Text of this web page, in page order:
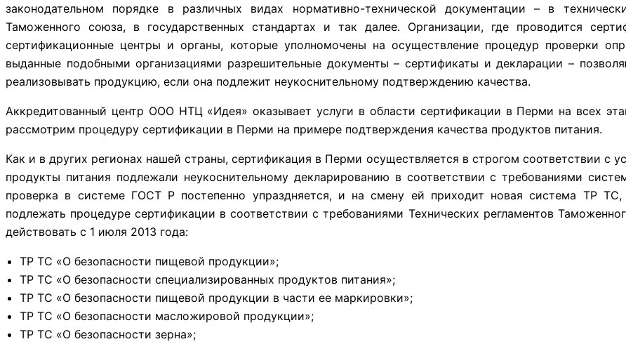
законодательном порядке в различных видах нормативно-технической документации – в
Таможенного союза, в государственных стандартах и так далее. Организации, где проводится
сертификационные центры и органы, которые уполномочены на осуществление процедур проверки
выданные подобными организациями разрешительные документы – сертификаты и декларации –
реализовывать продукцию, если она подлежит неукоснительному подтверждению качества.
Аккредитованный центр ООО НТЦ «Идея» оказывает услуги в области сертификации в Перми на всех
рассмотрим процедуру сертификации в Перми на примере подтверждения качества продуктов питания.
Как и в других регионах нашей страны, сертификация в Перми осуществляется в строгом соответствии с
продукты питания подлежали неукоснительному декларированию в соответствии с требованиями
проверка в системе ГОСТ Р постепенно упраздняется, и на смену ей приходит новая система ТР
подлежать процедуре сертификации в соответствии с требованиями Технических регламентов
действовать с 1 июля 2013 года:
ТР ТС «О безопасности пищевой продукции»;
ТР ТС «О безопасности специализированных продуктов питания»;
ТР ТС «О безопасности пищевой продукции в части ее маркировки»;
ТР ТС «О безопасности масложировой продукции»;
ТР ТС «О безопасности зерна»;